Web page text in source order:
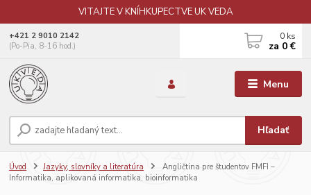
VITAJTE V KNÍHKUPECTVE UK VEDA
Menu
Hľadať
+421 2 9010 2142
(Po-Pia, 8-16 hod.)
0 ks
za 0 €
Úvod Jazyky, slovníky a literatúra
Angličtina pre študentov FMFI –
Informatika, aplikovaná informatika, bioinformatika